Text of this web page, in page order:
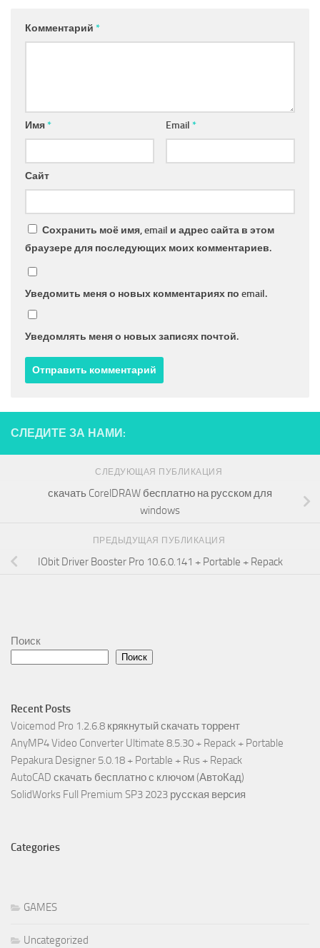
Комментарий *
Имя* Email *
Сайт
Сохранить моё имя, email и адрес сайта в этом
браузере для последующих моих комментариев.
Уведомить меня о новых комментариях по email.
Уведомлять меня о новых записях почтой.
СЛЕДИТЕ ЗА НАМИ:
СЛЕДУЮЩАЯ ПУБЛИКАЦИЯ
скачать CorelDRAW бесплатно на русском для
windows
ПРЕДЫДУЩАЯ ПУБЛИКАЦИЯ
IObit Driver Booster Pro 10.6.0.141 + Portable + Repack
Поиск
Поиск
Recent Posts
Voicemod Pro 1.2.6.8 крякнутый скачать торрент
AnyMP4 Video Converter Ultimate 8.5.30 + Repack + Portable
Pepakura Designer 5.0.18 + Portable + Rus + Repack
AutoCAD скачать бесплатно с ключом (АвтоКад)
SolidWorks Full Premium SP3 2023 русская версия
Categories
GAMES
Uncategorized